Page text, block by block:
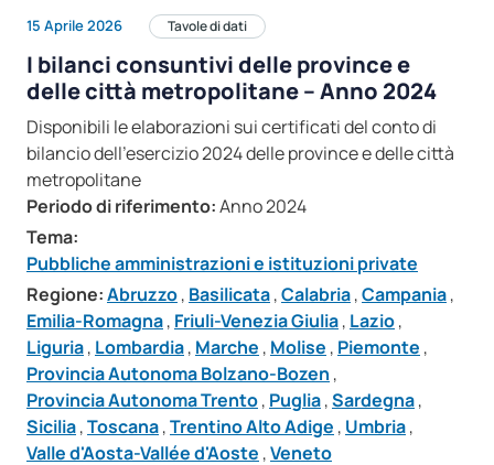
15 Aprile 2026 Tavole di dati
I bilanci consuntivi delle province e
delle città metropolitane – Anno 2024
Disponibili le elaborazioni sui certificati del conto di
bilancio dell’esercizio 2024 delle province e delle città
metropolitane
Periodo di riferimento:Anno 2024
Tema:
Pubbliche amministrazioni e istituzioni private
Regione:Abruzzo, Basilicata,Calabria,Campania,
Emilia-Romagna, Friuli-Venezia Giulia, Lazio,
Liguria, Lombardia, Marche , Molise , Piemonte ,
Provincia Autonoma Bolzano-Bozen ,
Provincia Autonoma Trento, Puglia,Sardegna,
Sicilia,Toscana,Trentino Alto Adige , Umbria,
Valle d'Aosta-Vallée d'Aoste ,Veneto